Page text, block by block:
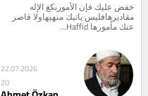
عنك مأمورها Haffid...
22.07.2026
20